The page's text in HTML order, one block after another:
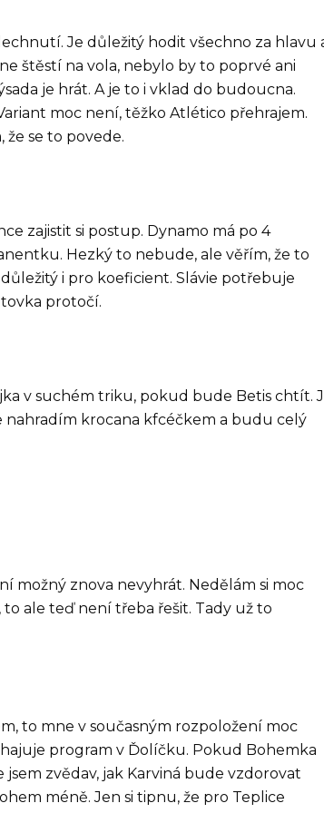
Je důležitý hodit všechno za hlavu
štěstí na vola, nebylo by to poprvé ani
je hrát. A je to i vklad do budoucna.
moc není, těžko Atlético přehrajem.
že se to povede.
zajistit si postup. Dynamo má po 4
Hezký to nebude, ale věřím, že to
i pro koeficient. Slávie potřebuje
protočí.
v suchém triku, pokud bude Betis chtít.
krocana kfcéčkem a budu celý
možný znova nevyhrát. Nedělám si moc
ale teď není třeba řešit. Tady už to
to mne v současným rozpoložení moc
program v Ďolíčku. Pokud Bohemka
zvědav, jak Karviná bude vzdorovat
méně. Jen si tipnu, že pro Teplice